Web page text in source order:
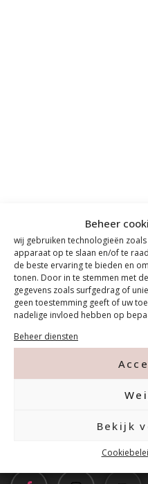
Beheer
wij gebruiken technologieën
apparaat op te slaan en/of te
de beste ervaring te bieden en
tonen. Door in te stemmen met
gegevens zoals surfgedrag of
geen toestemming geeft of uw
nadelige invloed hebben op
Beheer diensten
Bekijk
Contact
info@mfacademy.nl